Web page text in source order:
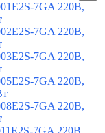
7GA 220В,
7GA 220В,
7GA 220В,
7GA 220В,
7GA 220В,